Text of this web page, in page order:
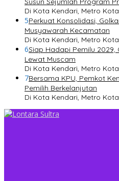
Di Kota Kendari, Metro Kota
5Perkuat Konsolidasi,
Musyawarah Kecamatan
Di Kota Kendari, Metro
6Siap Hadapi Pemilu 2029,
Lewat Muscam
Di Kota Kendari, Metro
7Bersama KPU, Pemkot
Pemilih Berkelanjutan
Di Kota Kendari, Metro Kota